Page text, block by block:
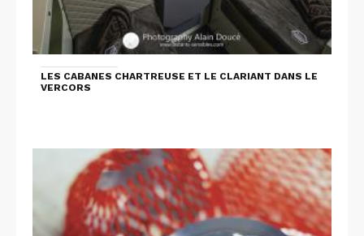
LES CABANES CHARTREUSE ET LE CLARIANT DANS LE
VERCORS